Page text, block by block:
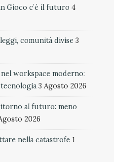
Gioco c’è il futuro 4
comunità divise 3
nel workspace moderno:
3 Agosto 2026
al futuro: meno
2026
nella catastrofe 1